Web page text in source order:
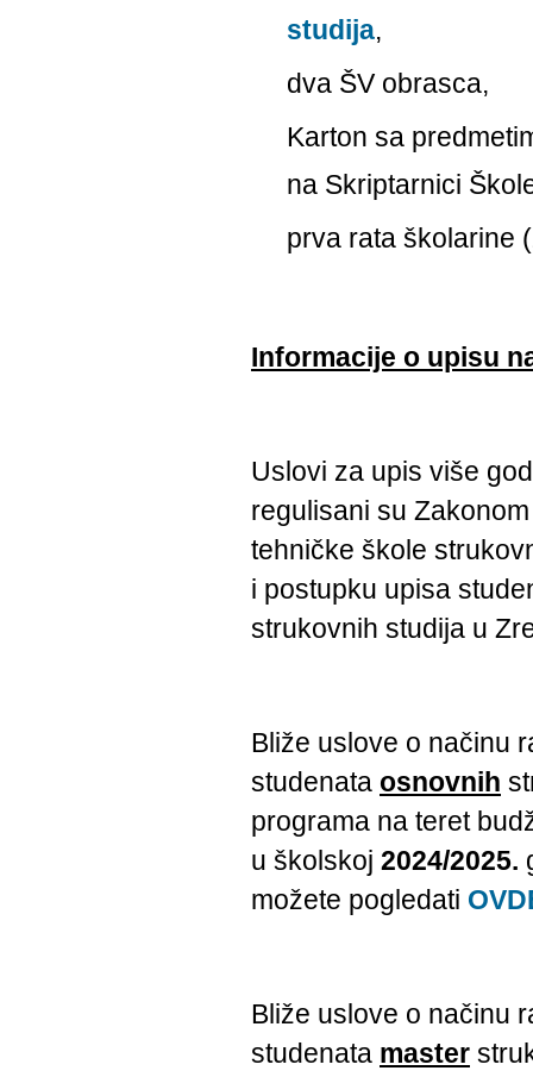
studija,
dva ŠV obrasca,
Karton sa
na Skriptarnici
prva rata školarine
Informacije o upisu
Uslovi za upis više
regulisani su
tehničke škole
i postupku upisa
strukovnih studija u
Bliže uslove o načinu
studenata osnovnih
programa na teret
u školskoj 2024/2025.
možete pogledati
Bliže uslove o načinu
studenata master